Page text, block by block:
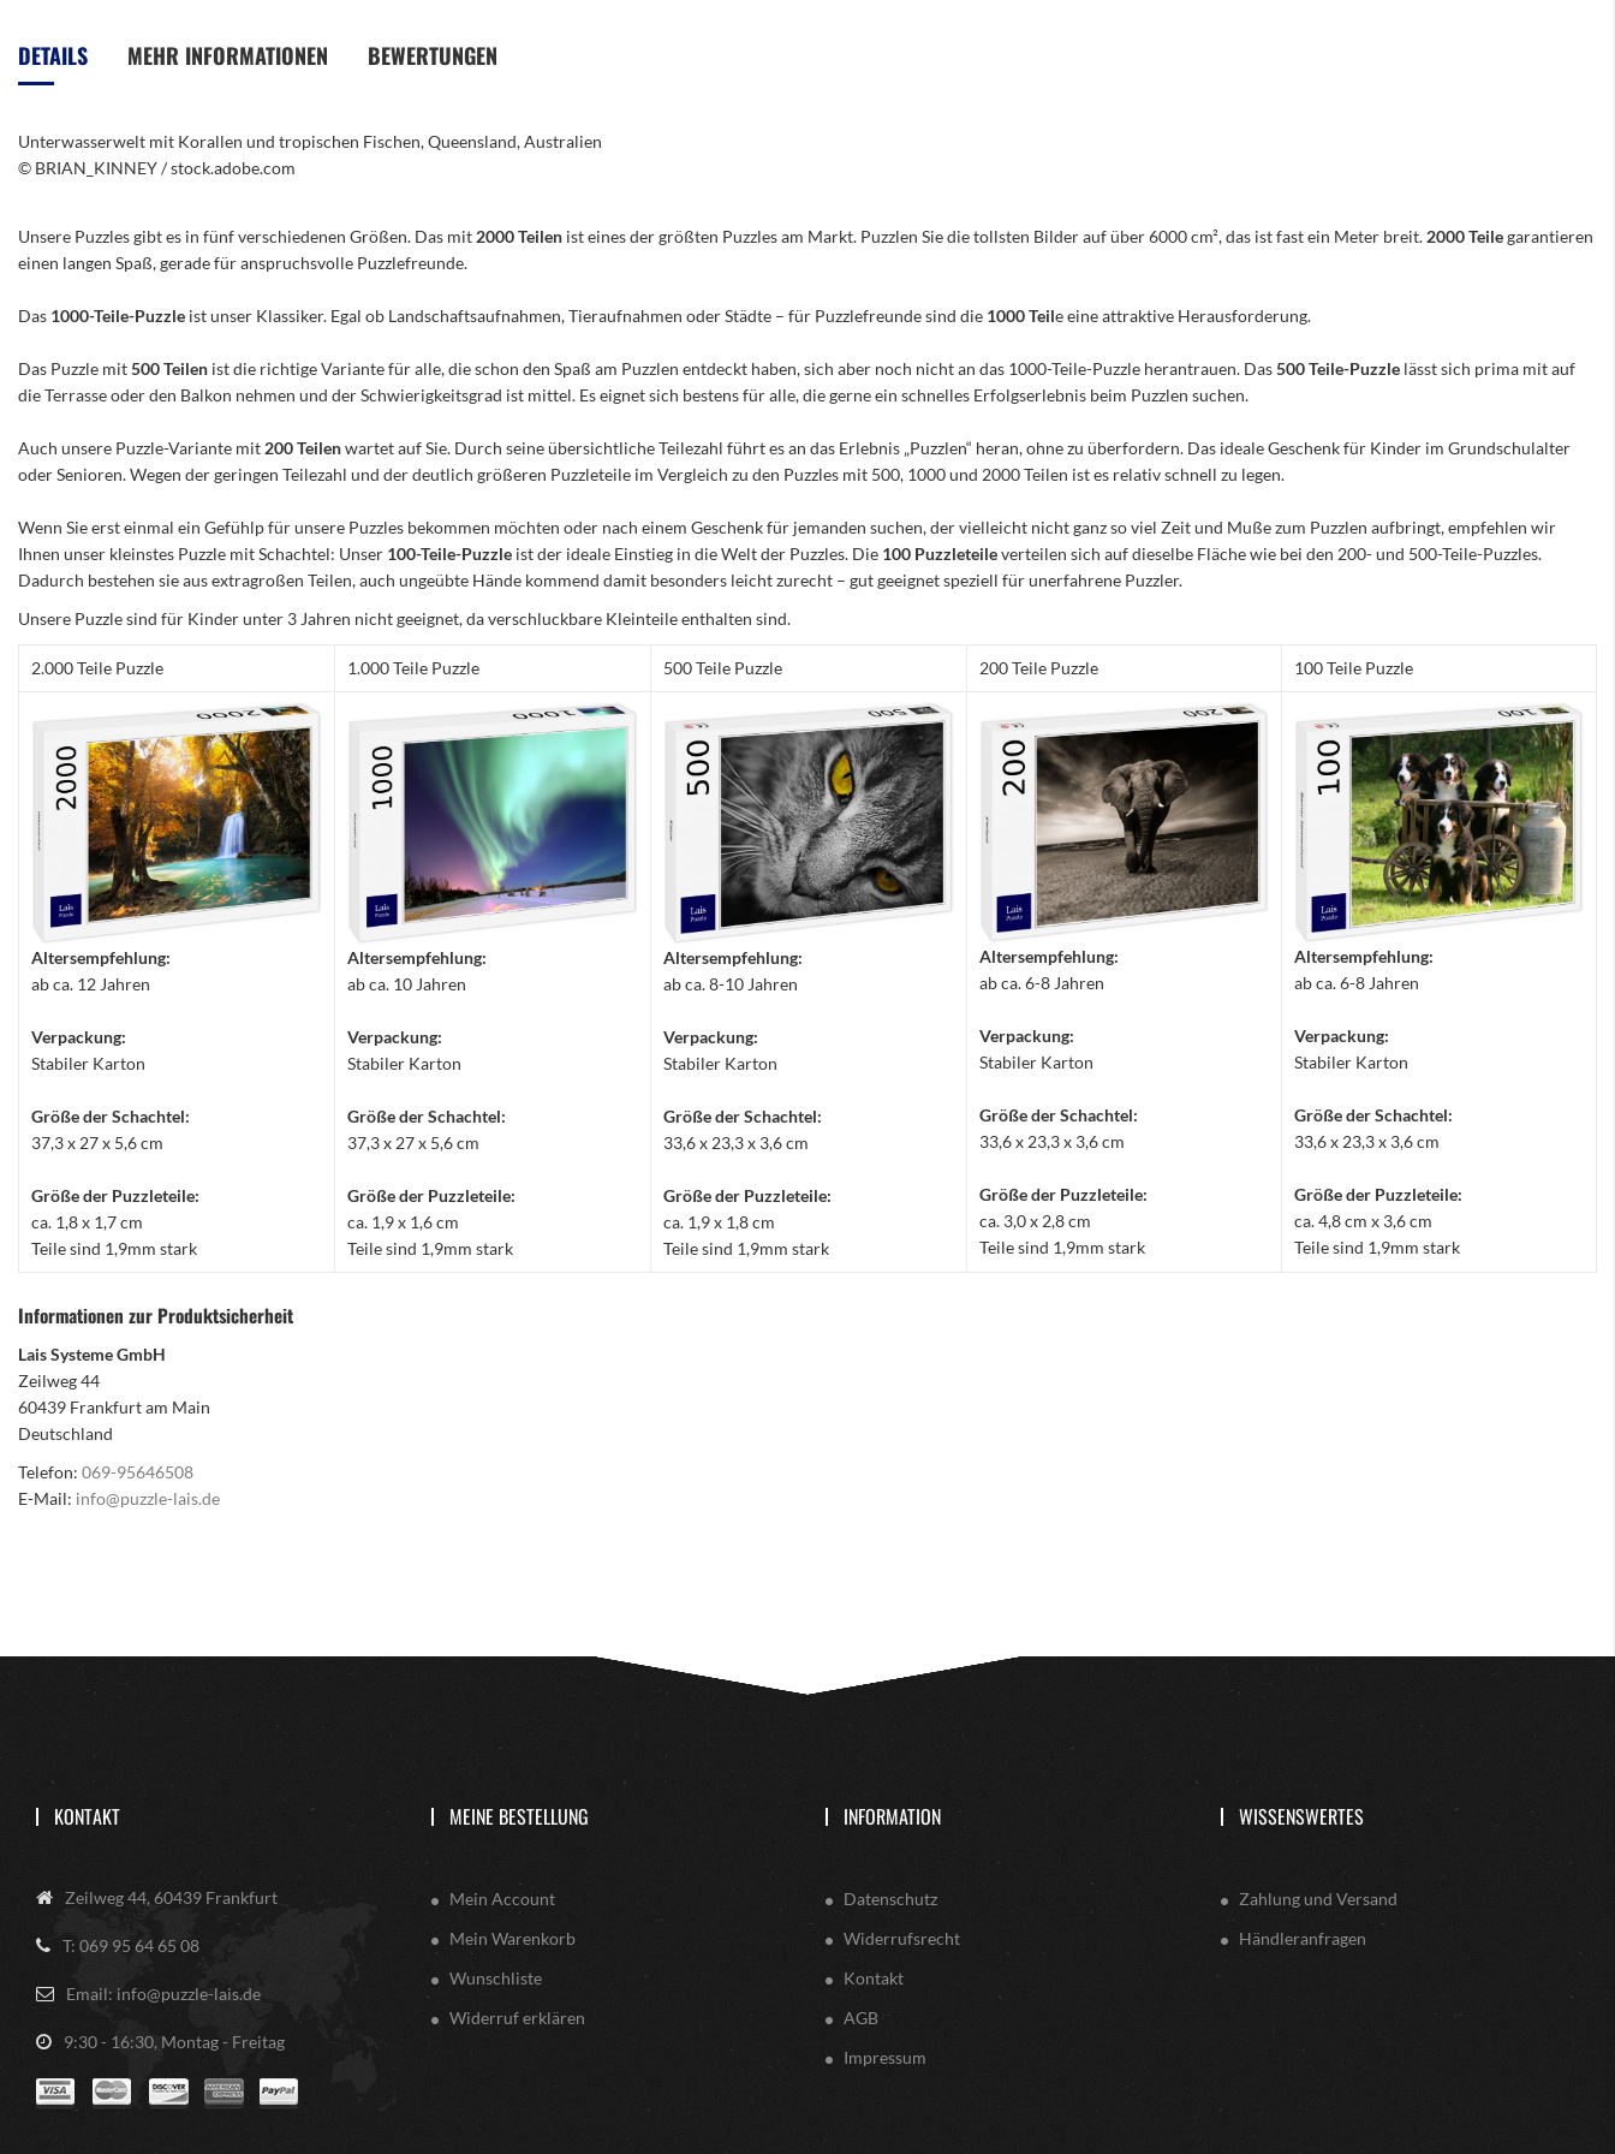
Bildergalerie
springen
DETAILS
Unterwasserwelt mit Korallen und tropischen Fischen, Queensland, Australien
© BRIAN_KINNEY / stock.adobe.com
MEHR INFORMATIONEN BEWERTUNGEN
Unsere Puzzles gibt es in fünf verschiedenen Größen. Das mit 2000 Teilen ist eines der größten Puzzles am Markt. Puzzlen Sie die tollsten Bilder auf über 6000 cm², das ist fast ein Meter breit. 2000 Teilegarantieren
einen langen Spaß, gerade für anspruchsvolle Puzzlefreunde.
Das 1000-Teile-Puzzle ist unser Klassiker. Egal ob Landschaftsaufnahmen, Tieraufnahmen oder Städte – für Puzzlefreunde sind die 1000 Teile eine attraktive Herausforderung.
Das Puzzle mit500 Teilen ist die richtige Variante für alle, die schon den Spaß am Puzzlen entdeckt haben, sich aber noch nicht an das 1000-Teile-Puzzle herantrauen. Das500 Teile-Puzzle lässt sich prima mit auf
die Terrasse oder den Balkon nehmen und der Schwierigkeitsgrad ist mittel. Es eignet sich bestens für alle, die gerne ein schnelles Erfolgserlebnis beim Puzzlen suchen.
Auch unsere Puzzle-Variante mit 200 Teilenwartet auf Sie. Durch seine übersichtliche Teilezahl führt es an das Erlebnis „Puzzlen“ heran, ohne zu überfordern. Das ideale Geschenk für Kinder im Grundschulalter
oder Senioren. Wegen der geringen Teilezahl und der deutlich größeren Puzzleteile im Vergleich zu den Puzzles mit 500, 1000 und 2000 Teilen ist es relativ schnell zu legen.
Wenn Sie erst einmal ein Gefühlp für unsere Puzzles bekommen möchten oder nach einem Geschenk für jemanden suchen, der vielleicht nicht ganz so viel Zeit und Muße zum Puzzlen aufbringt, empfehlen wir
Ihnen unser kleinstes Puzzle mit Schachtel: Unser 100-Teile-Puzzle ist der ideale Einstieg in die Welt der Puzzles. Die 100 Puzzleteileverteilen sich auf dieselbe Fläche wie bei den 200- und 500-Teile-Puzzles.
Dadurch bestehen sie aus extragroßen Teilen, auch ungeübte Hände kommend damit besonders leicht zurecht – gut geeignet speziell für unerfahrene Puzzler.
Unsere Puzzle sind für Kinder unter 3 Jahren nicht geeignet, da verschluckbare Kleinteile enthalten sind.
2.000 Teile Puzzle 1.000 Teile Puzzle 500 Teile Puzzle 200 Teile Puzzle 100 Teile Puzzle
Altersempfehlung:
ab ca. 12 Jahren
Verpackung:
Stabiler Karton
Größe der Schachtel:
37,3 x 27 x 5,6 cm
Größe der Puzzleteile:
ca. 1,8 x 1,7 cm
Teile sind 1,9mm stark
Altersempfehlung:
ab ca. 10 Jahren
Verpackung:
Stabiler Karton
Größe der Schachtel:
37,3 x 27 x 5,6 cm
Größe der Puzzleteile:
ca. 1,9 x 1,6 cm
Teile sind 1,9mm stark
Altersempfehlung:
ab ca. 8-10 Jahren
Verpackung:
Stabiler Karton
Größe der Schachtel:
33,6 x 23,3 x 3,6 cm
Größe der Puzzleteile:
ca. 1,9 x 1,8 cm
Teile sind 1,9mm stark
Altersempfehlung:
ab ca. 6-8 Jahren
Verpackung:
Stabiler Karton
Größe der Schachtel:
33,6 x 23,3 x 3,6 cm
Größe der Puzzleteile:
ca. 3,0 x 2,8 cm
Teile sind 1,9mm stark
Altersempfehlung:
ab ca. 6-8 Jahren
Verpackung:
Stabiler Karton
Größe der Schachtel:
33,6 x 23,3 x 3,6 cm
Größe der Puzzleteile:
ca. 4,8 cm x 3,6 cm
Teile sind 1,9mm stark
Informationen zur Produktsicherheit
Lais Systeme GmbH
Zeilweg 44
60439 Frankfurt am Main
Deutschland
Telefon: 069-95646508
E-Mail: info@puzzle-lais.de
KONTAKT
Zeilweg 44, 60439 Frankfurt
T: 069 95 64 65 08
Email: info@puzzle-lais.de
9:30 - 16:30, Montag - Freitag
MEINE BESTELLUNG
Mein Account
Mein Warenkorb
Wunschliste
Widerruf erklären
INFORMATION
Datenschutz
Widerrufsrecht
Kontakt
AGB
Impressum
WISSENSWERTES
Zahlung und Versand
Händleranfragen